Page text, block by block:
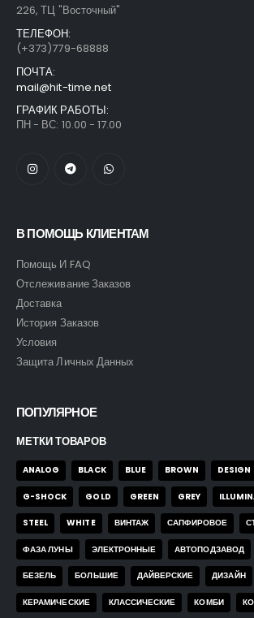
Часы Skmei 9296 blk
0out of 5 0
226, ТЦ "Восточный"
ТЕЛЕФОН:
(+373)779-68888
ПОЧТА:
mail@hit-time.net
ГРАФИК РАБОТЫ:
ПН - ВС: 10.00 - 17.00
В ПОМОЩЬ КЛИЕНТАМ
Помощь И FAQ
Отслеживание Заказов
Доставка
История Заказов
Условия
Защита Личных Данных
ПОПУЛЯРНОЕ
МЕТКИ ТОВАРОВ
ANALOG BLACK BLUE BROWN DESIGN
G-SHOCK GOLD GREEN GREY
STEEL WHITE ВИНТАЖ САПФИРОВОЕ
ФАЗА ЛУНЫ ЭЛЕКТРОННЫЕ АВТОПОДЗАВОД
БЕЗЕЛЬ БОЛЬШИЕ ДАЙВЕРСКИЕ ДИЗАЙН
КЕРАМИЧЕСКИЕ КЛАССИЧЕСКИЕ КОМБИ